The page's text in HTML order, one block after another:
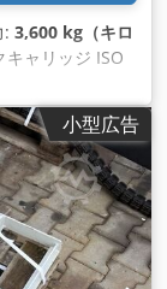
: 3,600 kg（キロ
キャリッジ ISO
S N I Ssfx
2000 年 容量
小型広告